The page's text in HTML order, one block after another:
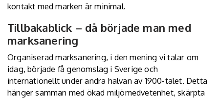
kontakt med marken är minimal.
Tillbakablick – då började man med
marksanering
Organiserad marksanering, i den mening vi talar om
idag, började få genomslag i Sverige och
internationellt under andra halvan av 1900-talet. Detta
hänger samman med ökad miljömedvetenhet, skärpta